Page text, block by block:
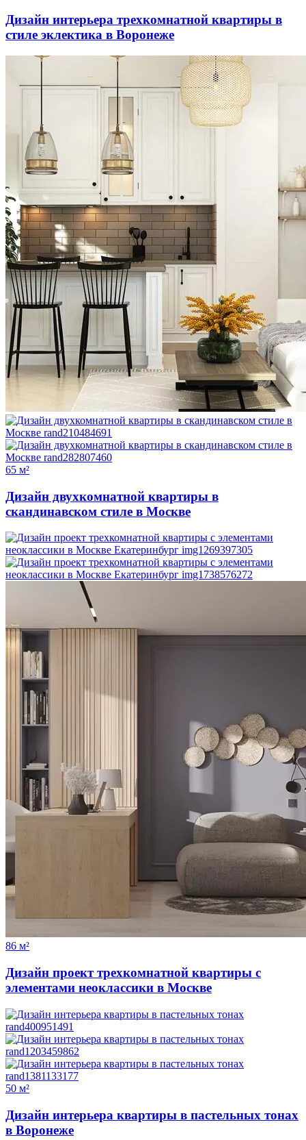
Дизайн интерьера трехкомнатной квартиры в
стиле эклектика в Воронеже
65 м²
Дизайн двухкомнатной квартиры в
скандинавском стиле в Москве
86 м²
Дизайн проект трехкомнатной квартиры с
элементами неоклассики в Москве
50 м²
Дизайн интерьера квартиры в пастельных тонах
в Воронеже